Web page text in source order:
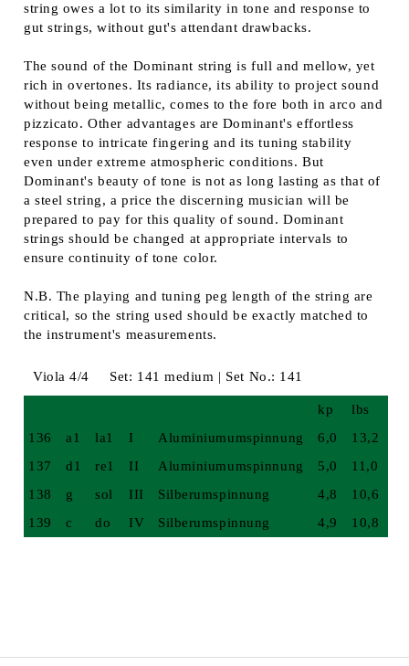
string owes a lot to its similarity in tone and response to
gut strings, without gut's attendant drawbacks.
The sound of the Dominant string is full and mellow, yet
rich in overtones. Its radiance, its ability to project sound
without being metallic, comes to the fore both in arco and
pizzicato. Other advantages are Dominant's effortless
response to intricate fingering and its tuning stability
even under extreme atmospheric conditions. But
Dominant's beauty of tone is not as long lasting as that of
a steel string, a price the discerning musician will be
prepared to pay for this quality of sound. Dominant
strings should be changed at appropriate intervals to
ensure continuity of tone color.
N.B. The playing and tuning peg length of the string are
critical, so the string used should be exactly matched to
the instrument's measurements.
Viola 4/4 Set: 141 medium | Set No.: 141
kp
lbs
136
a1 la1 I Aluminiumumspinnung 6,0
13,2
137
d1 re1 II Aluminiumumspinnung 5,0
11,0
138
g sol III Silberumspinnung 4,8
10,6
139
c do IV Silberumspinnung 4,9 10,8